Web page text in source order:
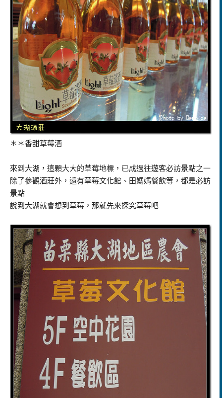
＊＊香甜草莓酒
來到大湖，這顆大大的草莓地標，已成過往遊客必訪景點之一
除了參觀酒莊外，還有草莓文化館、田媽媽餐飲等，都是必訪
景點
說到大湖就會想到草莓，那就先來探究草莓吧